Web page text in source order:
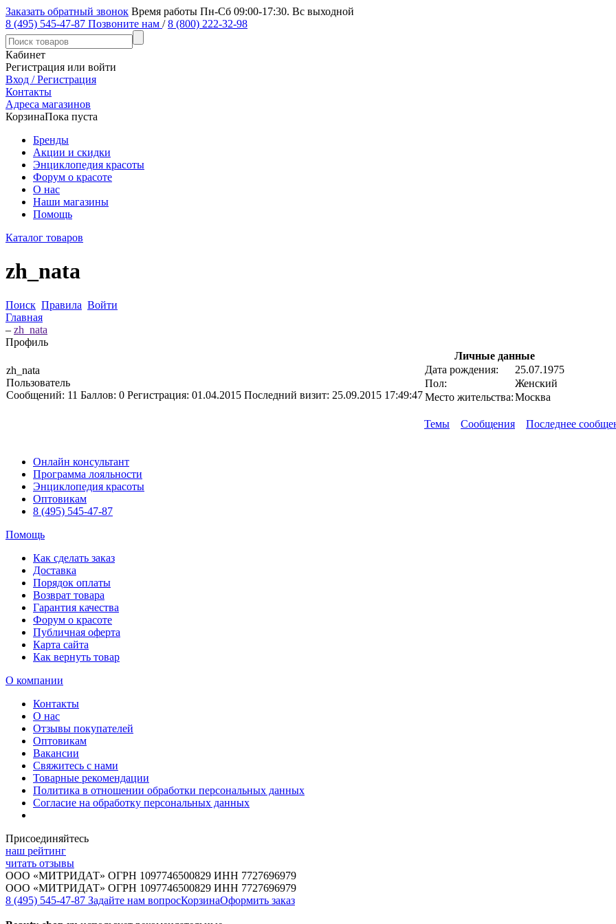
Заказать обратный звонок Время работы Пн-Сб 09:00-17:30. Вс выходной
8 (495) 545-47-87 Позвоните нам / 8 (800) 222-32-98
Кабинет
Регистрация или войти
Вход / Регистрация
Контакты
Адреса магазинов
КорзинаПока пуста
Бренды
Акции и скидки
Энциклопедия красоты
Форум о красоте
О нас
Наши магазины
Помощь
Каталог товаров
zh_nata
Поиск Правила Войти
Главная
– zh_nata
Профиль
zh_nata
Пользователь
Сообщений: 11 Баллов: 0 Регистрация: 01.04.2015 Последний визит: 25.09.2015 17:49:47
Личные данные
Дата рождения:
25.07.1975
Пол:
Женский
Место жительства:Москва
Темы Сообщения Последнее
Онлайн консультант
Программа лояльности
Энциклопедия красоты
Оптовикам
8 (495) 545-47-87
Помощь
Как сделать заказ
Доставка
Порядок оплаты
Возврат товара
Гарантия качества
Форум о красоте
Публичная оферта
Карта сайта
Как вернуть товар
О компании
Контакты
О нас
Отзывы покупателей
Оптовикам
Вакансии
Свяжитесь с нами
Товарные рекомендации
Политика в отношении обработки персональных данных
Согласие на обработку персональных данных
Присоединяйтесь
наш рейтинг
читать отзывы
ООО «МИТРИДАТ» ОГРН 1097746500829 ИНН 7727696979
ООО «МИТРИДАТ» ОГРН 1097746500829 ИНН 7727696979
8 (495) 545-47-87 Задайте нам вопросКорзинаОформить заказ